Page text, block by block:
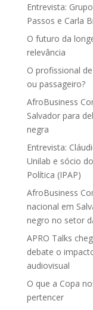
Entrevista:
Passos e Carla
O futuro da
relevância
O profissional
ou passageiro?
AfroBusiness
Salvador para
negra
Entrevista:
Unilab e sócio
Política (IPAP)
AfroBusiness
nacional em
negro no setor
APRO Talks
debate o
audiovisual
O que a Copa
pertencer